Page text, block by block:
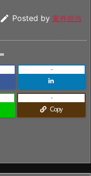
 Posted by 案件担当
-
Copy
-